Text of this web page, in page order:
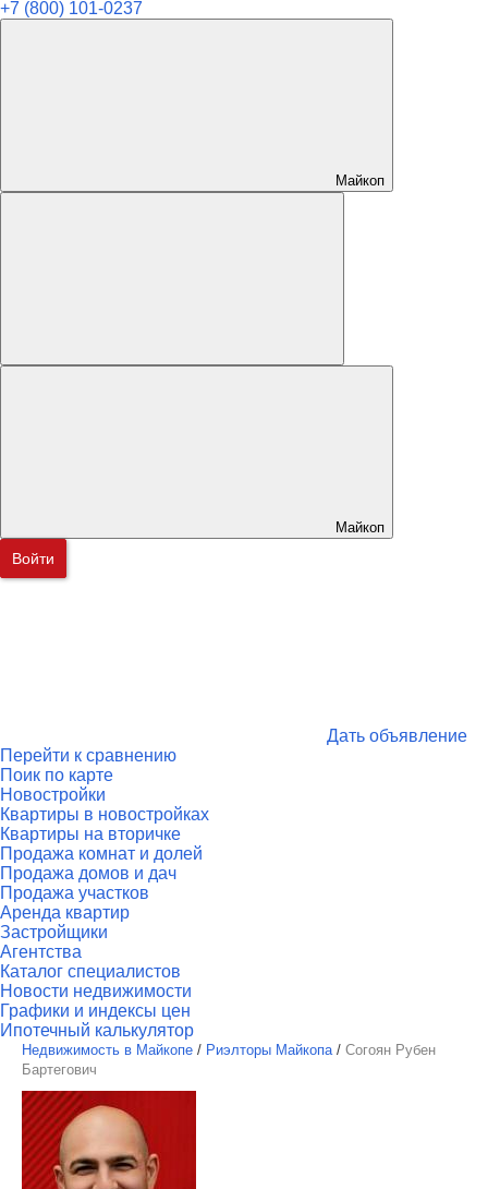
+7 (800) 101-0237
Майкоп
Майкоп
Войти
Дать объявление
Перейти к сравнению
Поик по карте
Новостройки
Квартиры в новостройках
Квартиры на вторичке
Продажа комнат и долей
Продажа домов и дач
Продажа участков
Аренда квартир
Застройщики
Агентства
Каталог специалистов
Новости недвижимости
Графики и индексы цен
Ипотечный калькулятор
Недвижимость в Майкопе / Риэлторы Майкопа / Согоян Рубен
Бартегович